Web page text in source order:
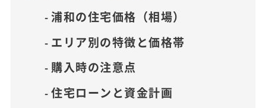
浦和の住宅価格（相場）
エリア別の特徴と価格帯
購入時の注意点
住宅ローンと資金計画